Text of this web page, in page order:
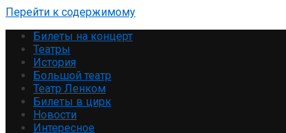
Перейти к содержимому
Билеты на концерт
Театры
История
Большой театр
Театр Ленком
Билеты в цирк
Новости
Интересное